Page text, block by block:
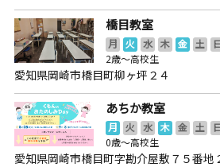
橋目教室
月 火 水 木 金 土
2歳～高校生
愛知県岡崎市橋目町柳ヶ坪２４
あちか教室
月 火 水 木 金 土
0歳～高校生
愛知県岡崎市橋目町字勘介屋敷７５番地